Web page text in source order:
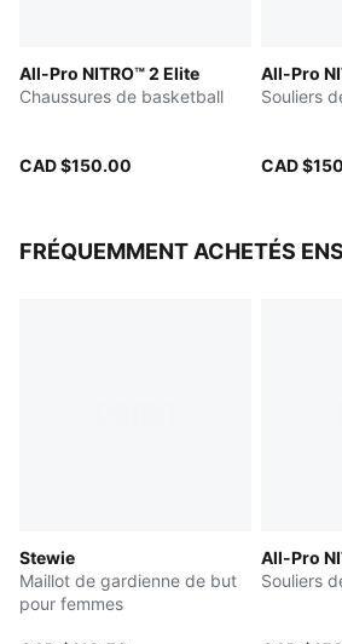
Contrefort au talon pour une
latérale
All-Pro NITRO™ 2 Elite
Chaussures de basketball
CAD $150.00
All-Pro
Souliers
CAD
FRÉQUEMMENT ACHETÉS
Stewie
Maillot de gardienne de but
pour femmes
All-Pro
Souliers